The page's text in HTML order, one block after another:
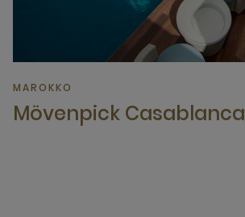
MAROKKO
Mövenpick Casablanca